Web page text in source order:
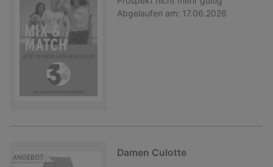
Abgelaufen am: 17.06.2026
ANGEBOT Damen Culotte